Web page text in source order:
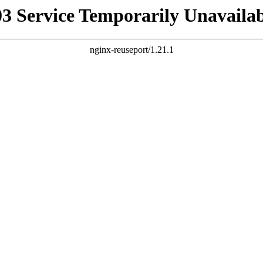
Service Temporarily
nginx-reuseport/1.21.1